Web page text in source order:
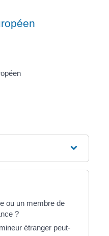
ou un membre de
?
étranger peut-